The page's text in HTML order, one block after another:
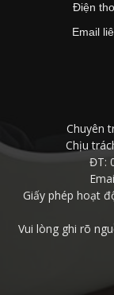
Điện
Email
Chuyên
Chịu
ĐT:
Giấy phép hoạt
Vui lòng ghi rõ